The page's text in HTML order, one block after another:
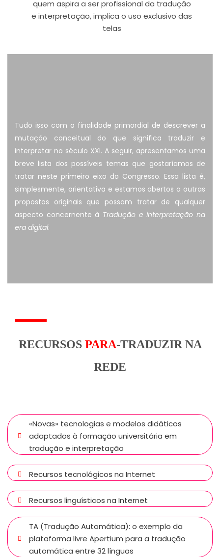
quem aspira a ser profissional da tradução
e interpretação, implica o uso exclusivo das
telas
Tudo isso com a finalidade primordial de descrever a
mutação conceitual do que significa traduzir e
interpretar no século XXI. A seguir, apresentamos uma
breve lista dos possíveis temas que gostaríamos de
tratar neste primeiro eixo do Congresso. Essa lista é,
simplesmente, orientativa e estamos abertos a outras
propostas originais que possam tratar de qualquer
aspecto concernente à Tradução e interpretação na
era digital:
RECURSOS PARA-TRADUZIR NA
REDE
«Novas» tecnologias e modelos didáticos
adaptados à formação universitária em
tradução e interpretação
Recursos tecnológicos na Internet
Recursos linguísticos na Internet
TA (Tradução Automática): o exemplo da
plataforma livre Apertium para a tradução
automática entre 32 línguas